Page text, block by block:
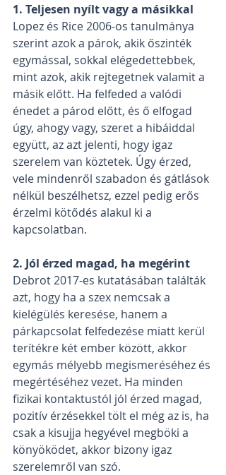
1. Teljesen nyílt vagy a másikkal
Lopez és Rice 2006-os tanulmánya
szerint azok a párok, akik őszinték
egymással, sokkal elégedettebbek,
mint azok, akik rejtegetnek valamit a
másik előtt. Ha felfeded a valódi
énedet a párod előtt, és ő elfogad
úgy, ahogy vagy, szeret a hibáiddal
együtt, az azt jelenti, hogy igaz
szerelem van köztetek. Úgy érzed,
vele mindenről szabadon és gátlások
nélkül beszélhetsz, ezzel pedig erős
érzelmi kötődés alakul ki a
kapcsolatban.
2. Jól érzed magad, ha megérint
Debrot 2017-es kutatásában találták
azt, hogy ha a szex nemcsak a
kielégülés keresése, hanem a
párkapcsolat felfedezése miatt kerül
terítékre két ember között, akkor
egymás mélyebb megismeréséhez és
megértéséhez vezet. Ha minden
fizikai kontaktustól jól érzed magad,
pozitív érzésekkel tölt el még az is, ha
csak a kisujja hegyével megböki a
könyöködet, akkor bizony igaz
szerelemről van szó.